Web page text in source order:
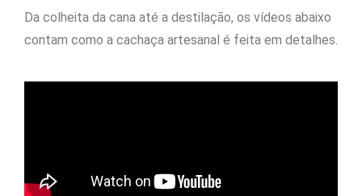
Da colheita da cana até a destilação, os vídeos abaixo
contam como a cachaça artesanal é feita em detalhes.